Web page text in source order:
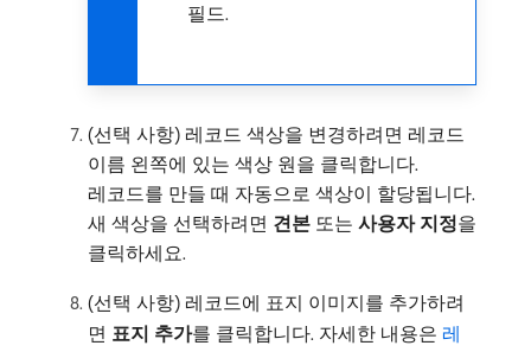
필드.
(선택 사항) 레코드 색상을 변경하려면 레코드
이름 왼쪽에 있는 색상 원을 클릭합니다.
레코드를 만들 때 자동으로 색상이 할당됩니다.
새 색상을 선택하려면 견본 또는 사용자 지정​을
클릭하세요.
(선택 사항) 레코드에 표지 이미지를 추가하려
면 표지 추가​를 클릭합니다. 자세한 내용은 레